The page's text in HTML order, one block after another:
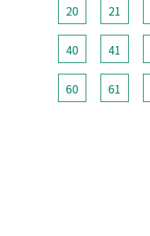
20 21
40 41
60 61